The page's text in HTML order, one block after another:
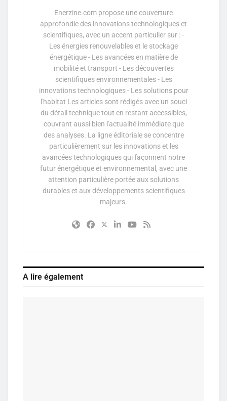
Enerzine.com propose une couverture
approfondie des innovations technologiques et
scientifiques, avec un accent particulier sur : -
Les énergies renouvelables et le stockage
énergétique - Les avancées en matière de
mobilité et transport - Les découvertes
scientifiques environnementales - Les
innovations technologiques - Les solutions pour
l'habitat Les articles sont rédigés avec un souci
du détail technique tout en restant accessibles,
couvrant aussi bien l'actualité immédiate que
des analyses. La ligne éditoriale se concentre
particulièrement sur les innovations et les
avancées technologiques qui façonnent notre
futur énergétique et environnemental, avec une
attention particulière portée aux solutions
durables et aux développements scientifiques
majeurs.
A lire également